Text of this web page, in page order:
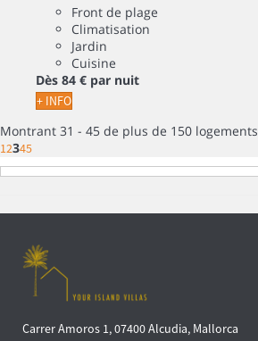
Front de plage
Climatisation
Jardin
Cuisine
Dès 84 € par nuit
+ INFO
Montrant 31 - 45 de plus de 150 logements
12345
Carrer Amoros 1, 07400 Alcudia, Mallorca